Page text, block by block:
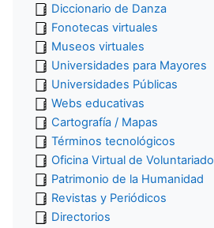
Diccionario de Danza
Fonotecas virtuales
Museos virtuales
Universidades para Mayores
Universidades Públicas
Webs educativas
Cartografía / Mapas
Términos tecnológicos
Oficina Virtual de Voluntariado
Patrimonio de la Humanidad
Revistas y Periódicos
Directorios